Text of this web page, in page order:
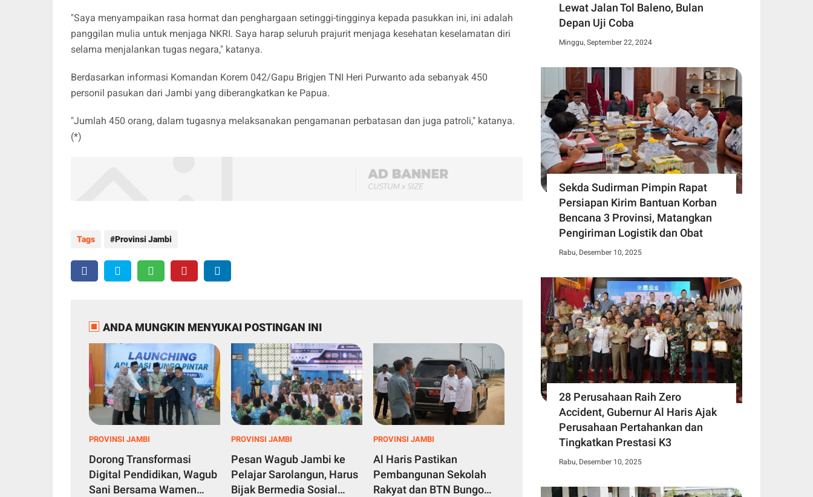
"Saya menyampaikan rasa hormat dan penghargaan setinggi-tingginya kepada pasukkan ini, ini adalah
panggilan mulia untuk menjaga NKRI. Saya harap seluruh prajurit menjaga kesehatan keselamatan diri
selama menjalankan tugas negara," katanya.
Berdasarkan informasi Komandan Korem 042/Gapu Brigjen TNI Heri Purwanto ada sebanyak 450
personil pasukan dari Jambi yang diberangkatkan ke Papua.
"Jumlah 450 orang, dalam tugasnya melaksanakan pengamanan perbatasan dan juga patroli," katanya.
(*)
Tags Provinsi Jambi
ANDA MUNGKIN MENYUKAI POSTINGAN INI
PROVINSI JAMBI
Dorong Transformasi
Digital Pendidikan, Wagub
Sani Bersama Wamen
PROVINSI JAMBI
Pesan Wagub Jambi ke
Pelajar Sarolangun, Harus
Bijak Bermedia Sosial
PROVINSI JAMBI
Al Haris Pastikan
Pembangunan Sekolah
Rakyat dan BTN Bungo
Lewat Jalan Tol Baleno, Bulan
Depan Uji Coba
Minggu, September 22, 2024
Sekda Sudirman Pimpin Rapat
Persiapan Kirim Bantuan Korban
Bencana 3 Provinsi, Matangkan
Pengiriman Logistik dan Obat
Rabu, Desember 10, 2025
28 Perusahaan Raih Zero
Accident, Gubernur Al Haris Ajak
Perusahaan Pertahankan dan
Tingkatkan Prestasi K3
Rabu, Desember 10, 2025